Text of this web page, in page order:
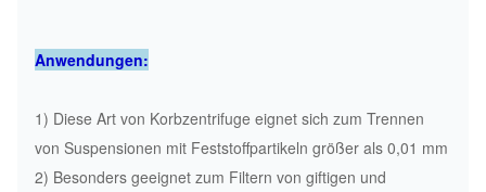
Anwendungen:
1) Diese Art von Korbzentrifuge eignet sich zum Trennen
von Suspensionen mit Feststoffpartikeln größer als 0,01 mm
2) Besonders geeignet zum Filtern von giftigen und